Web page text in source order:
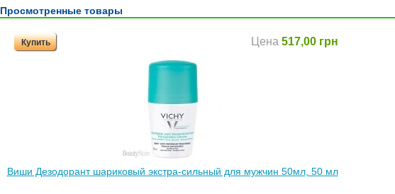
Просмотренные товары
Купить Цена 517,00 грн
Виши Дезодорант шариковый экстра-сильный для мужчин 50мл, 50 мл